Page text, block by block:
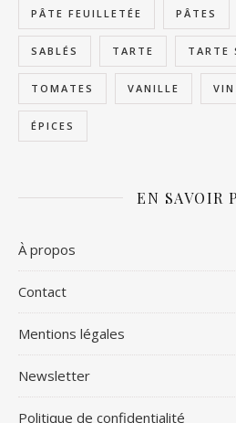
PÂTE FEUILLETÉE PÂTES
SABLÉS TARTE TARTE
TOMATES VANILLE
ÉPICES
EN SAVOIR
À propos
Contact
Mentions légales
Newsletter
Politique de confidentialité